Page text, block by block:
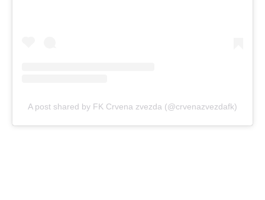
A post shared by FK Crvena zvezda (@crvenazvezdafk)